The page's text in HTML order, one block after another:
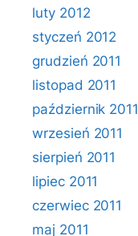
luty 2012
styczeń 2012
grudzień 2011
listopad 2011
październik 2011
wrzesień 2011
sierpień 2011
lipiec 2011
czerwiec 2011
maj 2011